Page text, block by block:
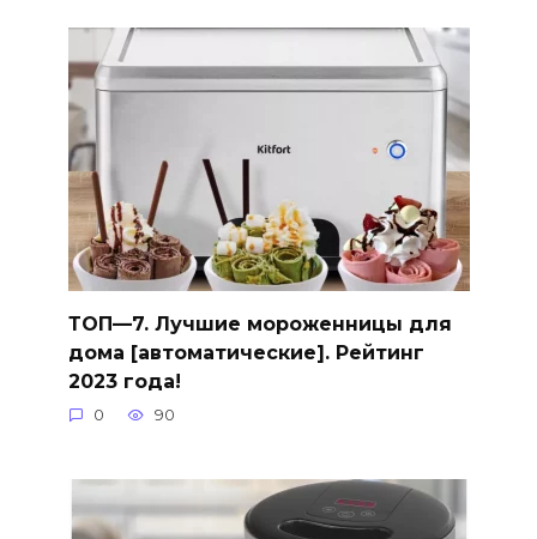
ТОП—7. Лучшие мороженницы для
дома [автоматические]. Рейтинг
2023 года!
0 90